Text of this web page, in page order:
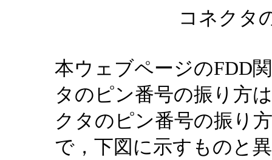
コネクタ
本ウェブページのFDD
タのピン番号の振り方
クタのピン番号の振り
で，下図に示すものと